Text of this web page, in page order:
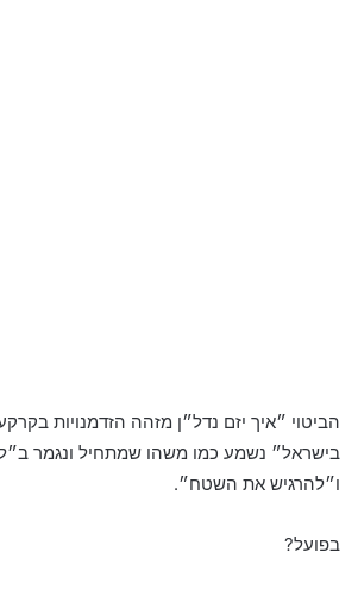
הביטוי ״איך יזם נדל״ן מזהה הזדמנויות
בישראל״ נשמע כמו משהו שמתחיל ונגמר
ו״להרגיש את השטח״.
בפועל?